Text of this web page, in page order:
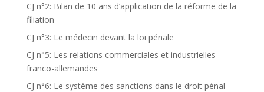
CJ n°2: Bilan de 10 ans d’application de la réforme de la
filiation
CJ n°3: Le médecin devant la loi pénale
CJ n°5: Les relations commerciales et industrielles
franco-allemandes
CJ n°6: Le système des sanctions dans le droit pénal